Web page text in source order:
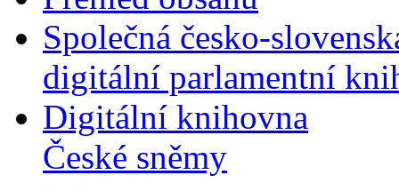
Společná česko-
digitální parlamentní
Digitální knihovna
České sněmy